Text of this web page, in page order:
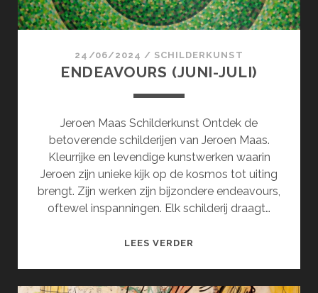
24/06/2024 / SCHILDERKUNST
ENDEAVOURS (JUNI-JULI)
Jeroen Maas Schilderkunst Ontdek de
betoverende schilderijen van Jeroen Maas.
Kleurrijke en levendige kunstwerken waarin
Jeroen zijn unieke kijk op de kosmos tot uiting
brengt. Zijn werken zijn bijzondere endeavours,
oftewel inspanningen. Elk schilderij draagt…
LEES VERDER